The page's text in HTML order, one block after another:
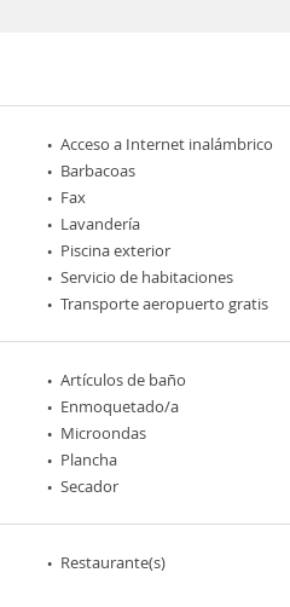
Acceso a Internet inalámbrico
Barbacoas
Fax
Lavandería
Piscina exterior
Servicio de habitaciones
Transporte aeropuerto gratis
Artículos de baño
Enmoquetado/a
Microondas
Plancha
Secador
Restaurante(s)